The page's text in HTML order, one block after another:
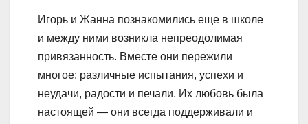
Игорь и Жанна познакомились еще в школе
и между ними возникла непреодолимая
привязанность. Вместе они пережили
многое: различные испытания, успехи и
неудачи, радости и печали. Их любовь была
настоящей — они всегда поддерживали и